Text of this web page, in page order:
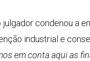
condenou a
industrial e
em conta aqui as